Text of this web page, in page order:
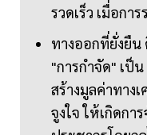
รวดเร็ว เมื่อกา
ทางออกที่ยั่งยืน
"การกำจัด" เป็
สร้างมูลค่าทาง
จูงใจ ให้เกิดกา